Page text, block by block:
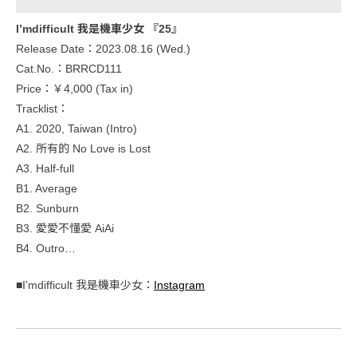
I’mdifficult 我是機車少女 『25』
Release Date：2023.08.16 (Wed.)
Cat.No.：BRRCD111
Price：￥4,000 (Tax in)
Tracklist：
A1. 2020, Taiwan (Intro)
A2. 所有的 No Love is Lost
A3. Half-full
B1. Average
B2. Sunburn
B3. 愛愛不懂愛 AiAi
B4. Outro…
■I’mdifficult 我是機車少女： Instagram